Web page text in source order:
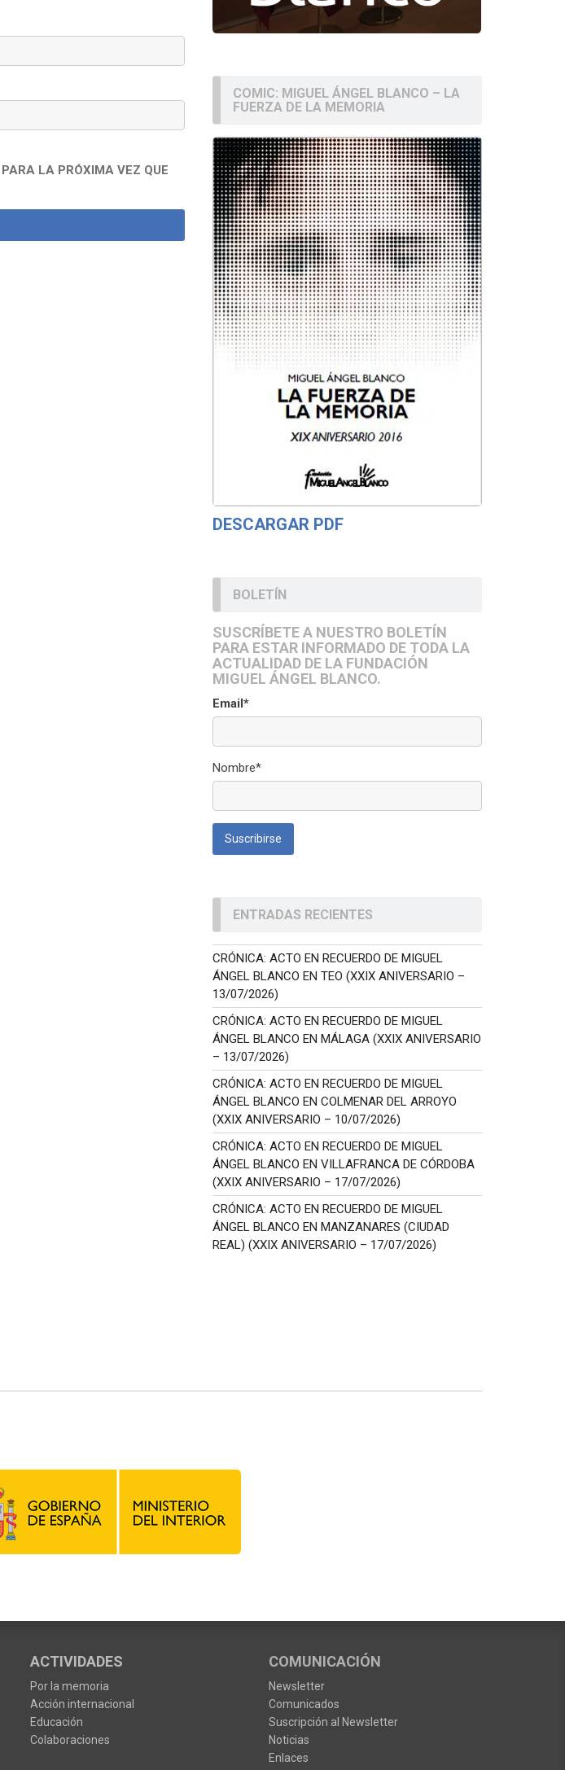
LA PRÓXIMA VEZ QUE
COMIC: MIGUEL ÁNGEL BLANCO – LA
FUERZA DE LA MEMORIA
DESCARGAR PDF
BOLETÍN
SUSCRÍBETE A NUESTRO BOLETÍN
PARA ESTAR INFORMADO DE TODA LA
ACTUALIDAD DE LA FUNDACIÓN
MIGUEL ÁNGEL BLANCO.
Email*
Nombre*
ENTRADAS RECIENTES
CRÓNICA: ACTO EN RECUERDO DE MIGUEL
ÁNGEL BLANCO EN TEO (XXIX ANIVERSARIO –
13/07/2026)
CRÓNICA: ACTO EN RECUERDO DE MIGUEL
ÁNGEL BLANCO EN MÁLAGA (XXIX ANIVERSARIO
– 13/07/2026)
CRÓNICA: ACTO EN RECUERDO DE MIGUEL
ÁNGEL BLANCO EN COLMENAR DEL ARROYO
(XXIX ANIVERSARIO – 10/07/2026)
CRÓNICA: ACTO EN RECUERDO DE MIGUEL
ÁNGEL BLANCO EN VILLAFRANCA DE CÓRDOBA
(XXIX ANIVERSARIO – 17/07/2026)
CRÓNICA: ACTO EN RECUERDO DE MIGUEL
ÁNGEL BLANCO EN MANZANARES (CIUDAD
REAL) (XXIX ANIVERSARIO – 17/07/2026)
ACTIVIDADES
Por la memoria
Acción internacional
Educación
Colaboraciones
COMUNICACIÓN
Newsletter
Comunicados
Suscripción al Newsletter
Noticias
Enlaces